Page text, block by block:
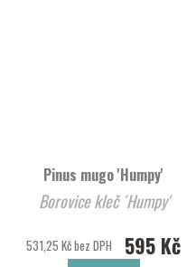
Pinus mugo 'Humpy'
Borovice kleč ´Humpy'
531,25 Kč bez DPH 595 Kč